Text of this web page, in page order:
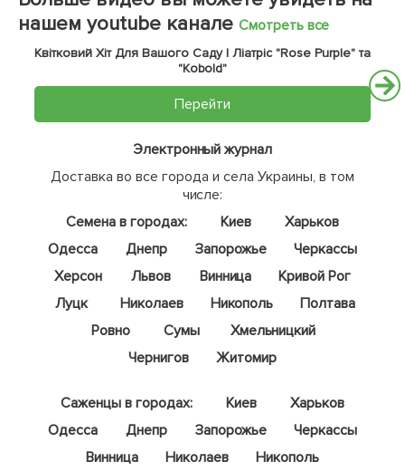
нашем youtube канале Смотреть все
Квітковий Хіт Для Вашого Саду | Ліатріс "Rose Purple" та
"Kobold"
Перейти
Электронный журнал
Доставка во все города и села Украины, в том
числе:
Семена в городах:
Киев
Харьков
Одесса
Днепр Запорожье
Черкассы
Херсон
Львов Винница
Кривой Рог
Луцк
Николаев Никополь
Полтава
Ровно
Сумы
Хмельницкий
Чернигов
Житомир
Саженцы в городах: Киев
Харьков
Одесса
Днепр Запорожье
Черкассы
Винница
Николаев
Никополь